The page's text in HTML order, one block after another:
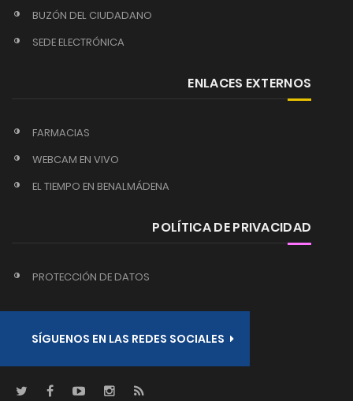
BUZÓN DEL CIUDADANO
SEDE ELECTRÓNICA
ENLACES EXTERNOS
FARMACIAS
WEBCAM EN VIVO
EL TIEMPO EN BENALMÁDENA
POLÍTICA DE PRIVACIDAD
PROTECCIÓN DE DATOS
SÍGUENOS EN LAS REDES SOCIALES